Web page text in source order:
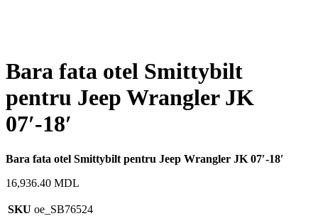
Bara fata otel Smittybilt
pentru Jeep Wrangler JK
07′-18′
Bara fata otel Smittybilt pentru Jeep Wrangler JK 07′-18′
16,936.40 MDL
SKU oe_SB76524